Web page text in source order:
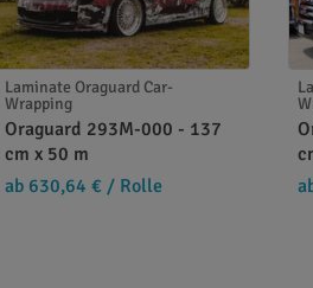
Laminate Oraguard Car-
Wrapping
Oraguard 293M-000 - 137
cm x 50 m
ab 630,64 € / Rolle